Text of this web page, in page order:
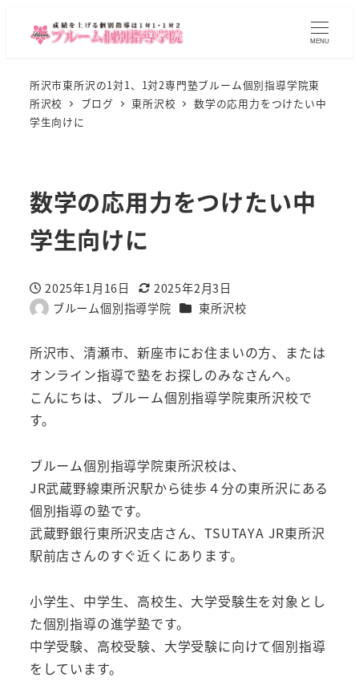
MENU
所沢市東所沢の1対1、1対2専門塾ブルーム個別指導学院東
所沢校
ブログ 東所沢校
数学の応用力をつけたい中
学生向けに
数学の応用力をつけたい中
学生向けに
投稿日
2025年1月16日
更新日
2025年2月3日
著
ブルーム個別指導学院 カテゴリー
東所沢校
所沢市、清瀬市、新座市にお住まいの方、または
オンライン指導で塾をお探しのみなさんへ。
こんにちは、ブルーム個別指導学院東所沢校で
す。
ブルーム個別指導学院東所沢校は、
JR武蔵野線東所沢駅から徒歩４分の東所沢にある
個別指導の塾です。
武蔵野銀行東所沢支店さん、TSUTAYA JR東所沢
駅前店さんのすぐ近くにあります。
小学生、中学生、高校生、大学受験生を対象とし
た個別指導の進学塾です。
中学受験、高校受験、大学受験に向けて個別指導
をしています。